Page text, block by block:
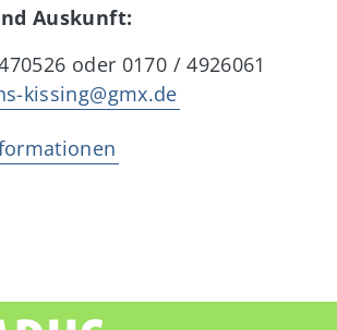
Auskunft:
oder 0170 / 4926061
kissing@gmx.de